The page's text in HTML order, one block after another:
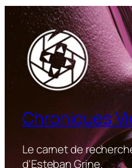
Chroniques
Le carnet de
d'Esteban Grine.